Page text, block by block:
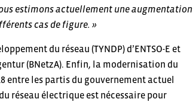
estimons actuellement une augmentation
cas de figure. »
du réseau (TYNDP) d’ENTSO-E et
(BNetzA). Enfin, la modernisation du
entre les partis du gouvernement actuel
réseau électrique est nécessaire pour